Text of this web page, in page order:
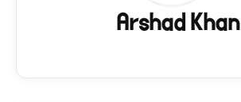
Arshad Khan